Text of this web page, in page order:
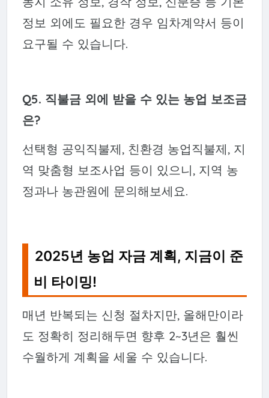
정보 외에도 필요한 경우 임차계약서 등이
요구될 수 있습니다.
Q5. 직불금 외에 받을 수 있는 농업 보조금
은?
선택형 공익직불제, 친환경 농업직불제, 지
역 맞춤형 보조사업 등이 있으니, 지역 농
정과나 농관원에 문의해보세요.
2025년 농업 자금 계획, 지금이 준
비 타이밍!
매년 반복되는 신청 절차지만, 올해만이라
도 정확히 정리해두면 향후 2~3년은 훨씬
수월하게 계획을 세울 수 있습니다.